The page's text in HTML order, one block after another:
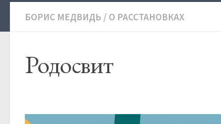
БОРИС МЕДВИДЬ / О РАССТАНОВКАХ
Родосвит